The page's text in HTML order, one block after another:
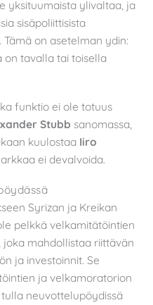
yksituumaista ylivaltaa, ja
sisäpoliittisista
on asetelman ydin:
on tavalla tai toisella
funktio ei ole totuus
Stubb sanomassa,
kuulostaa Iiro
ei devalvoida.
Syrizan ja Kreikan
pelkkä velkamitätöintien
mahdollistaa riittävän
ja investoinnit. Se
ja velkamoratorion
neuvottelupöydissä